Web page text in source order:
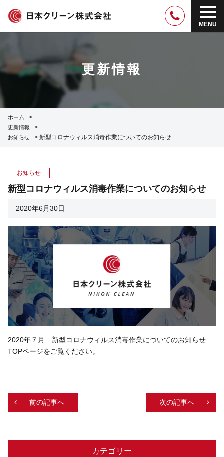
MENU
更新情報
ホーム >
更新情報 >
お知らせ > 新型コロナウィルス消毒作業についてのお知らせ
お知らせ
新型コロナウィルス消毒作業についてのお知らせ
2020年6月30日
2020年７月 新型コロナウィルス消毒作業についてのお知らせ
TOPページをご覧ください。
前の記事へ 次の記事へ
カテゴリー